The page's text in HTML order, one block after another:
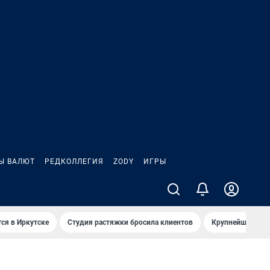
ВАЛЮТ РЕДКОЛЛЕГИЯ ZODY ИГРЫ
в Иркутске Студия растяжки бросила клиентов Крупнейшие